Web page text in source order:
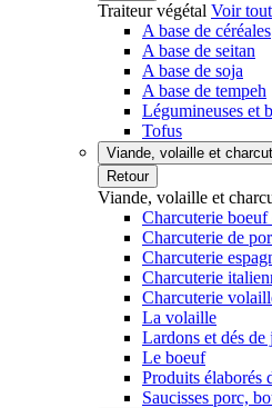
Traiteur végétal Voir tout
A base de céréales
A base de seitan
A base de soja
A base de tempeh
Légumineuses et
Tofus
Viande, volaille et
Retour
Viande, volaille et
Charcuterie boeuf
Charcuterie de
Charcuterie
Charcuterie
Charcuterie
La volaille
Lardons et dés de
Le boeuf
Produits élaborés
Saucisses porc,